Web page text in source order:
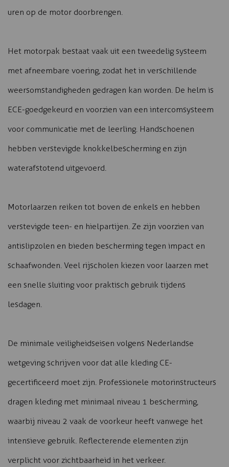
uren op de motor doorbrengen.
Het motorpak bestaat vaak uit een tweedelig systeem
met afneembare voering, zodat het in verschillende
weersomstandigheden gedragen kan worden. De helm is
ECE-goedgekeurd en voorzien van een intercomsysteem
voor communicatie met de leerling. Handschoenen
hebben verstevigde knokkelbescherming en zijn
waterafstotend uitgevoerd.
Motorlaarzen reiken tot boven de enkels en hebben
verstevigde teen- en hielpartijen. Ze zijn voorzien van
antislipzolen en bieden bescherming tegen impact en
schaafwonden. Veel rijscholen kiezen voor laarzen met
een snelle sluiting voor praktisch gebruik tijdens
lesdagen.
De minimale veiligheidseisen volgens Nederlandse
wetgeving schrijven voor dat alle kleding CE-
gecertificeerd moet zijn. Professionele motorinstructeurs
dragen kleding met minimaal niveau 1 bescherming,
waarbij niveau 2 vaak de voorkeur heeft vanwege het
intensieve gebruik. Reflecterende elementen zijn
verplicht voor zichtbaarheid in het verkeer.